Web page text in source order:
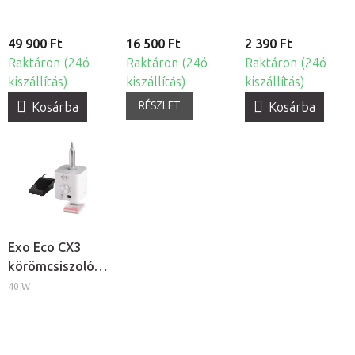
49 900 Ft
Raktáron (24ó
kiszállítás)
Kosárba
16 500 Ft
Raktáron (24ó
kiszállítás)
RÉSZLET
2 390 Ft
Raktáron (24ó
kiszállítás)
Kosárba
Exo Eco CX3
körömcsiszoló
gép
40 W